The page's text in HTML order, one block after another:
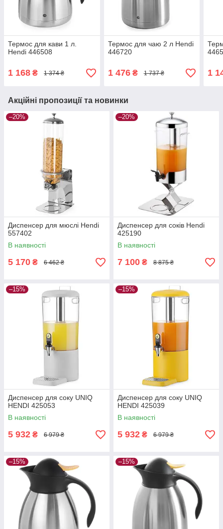
Термос для кави 1 л.
Hendi 446508
1 168 ₴ 1 374 ₴
Термос для чаю 2 л Hendi
446720
1 476₴ 1 737 ₴ 1
Акційні пропозиції та новинки
–20%
Диспенсер для мюслі Hendi
557402
В наявності
5 170 ₴ 6 462 ₴
–20%
Диспенсер для соків Hendi
425190
В наявності
7 100 ₴ 8 875 ₴
–15%
Диспенсер для соку UNIQ
HENDI 425053
В наявності
5 932 ₴ 6 979 ₴
–15%
Диспенсер для соку UNIQ
HENDI 425039
В наявності
5 932 ₴ 6 979 ₴
–15% –15%